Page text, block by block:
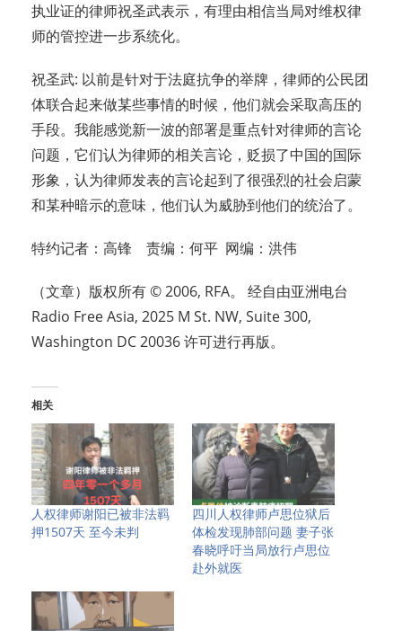
执业证的律师祝圣武表示，有理由相信当局对维权律
师的管控进一步系统化。
祝圣武: 以前是针对于法庭抗争的举牌，律师的公民团
体联合起来做某些事情的时候，他们就会采取高压的
手段。我能感觉新一波的部署是重点针对律师的言论
问题，它们认为律师的相关言论，贬损了中国的国际
形象，认为律师发表的言论起到了很强烈的社会启蒙
和某种暗示的意味，他们认为威胁到他们的统治了。
特约记者：高锋 责编：何平 网编：洪伟
（文章）版权所有 © 2006, RFA。 经自由亚洲电台
Radio Free Asia, 2025 M St. NW, Suite 300,
Washington DC 20036 许可进行再版。
相关
人权律师谢阳已被非法羁
押1507天 至今未判
四川人权律师卢思位狱后
体检发现肺部问题 妻子张
春晓呼吁当局放行卢思位
赴外就医